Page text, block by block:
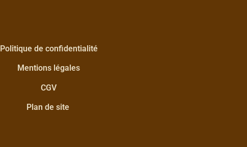
Politique de confidentialité
Mentions légales
CGV
Plan de site